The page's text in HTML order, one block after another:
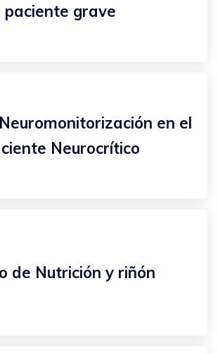
paciente grave
en el
Neurocrítico
de Nutrición y riñón